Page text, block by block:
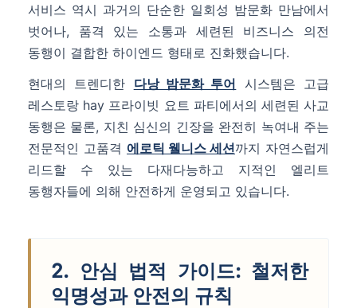
서비스 역시 과거의 단순한 일회성 밤문화 만남에서
벗어나, 품격 있는 소통과 세련된 비즈니스 의전
동행이 결합한 하이엔드 형태로 진화했습니다.
현대의 트렌디한 다낭 밤문화 투어 시스템은 고급
레스토랑 hay 프라이빗 요트 파티에서의 세련된 사교
동행은 물론, 지친 심신의 긴장을 완전히 녹여내 주는
전문적인 고품격 에로틱 웰니스 세션까지 자연스럽게
리드할 수 있는 다재다능하고 지적인 엘리트
동행자들에 의해 안전하게 운영되고 있습니다.
2. 안심 법적 가이드: 철저한
익명성과 안전의 규칙